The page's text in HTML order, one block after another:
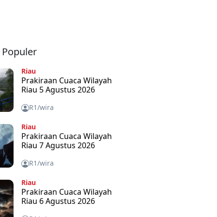
Riau
Prakiraan Cuaca Wilayah
Riau 5 Agustus 2026
R1/wira
Riau
Prakiraan Cuaca Wilayah
Riau 7 Agustus 2026
R1/wira
Riau
Prakiraan Cuaca Wilayah
Riau 6 Agustus 2026